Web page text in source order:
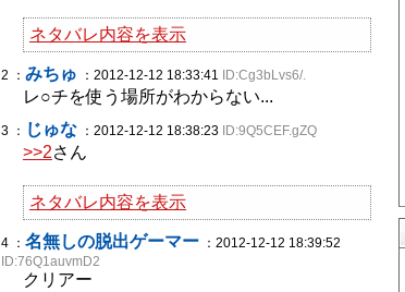
ネタバレ内容を表示
2 ： みちゅ ：2012-12-12 18:33:41 ID:Cg3bLvs6/.
レ○チを使う場所がわからない...
3 ： じゅな ：2012-12-12 18:38:23 ID:9Q5CEF.gZQ
>>2さん
ネタバレ内容を表示
4 ： 名無しの脱出ゲーマー ：2012-12-12 18:39:52
ID:76Q1auvmD2
クリアー